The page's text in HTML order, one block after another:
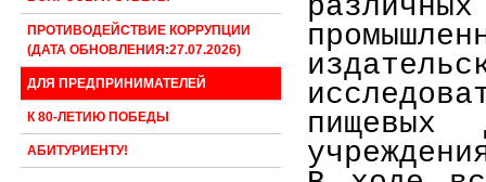
ПРОТИВОДЕЙСТВИЕ КОРРУПЦИИ
(ДАТА ОБНОВЛЕНИЯ:27.07.2026)
ДЛЯ ПРЕДПРИНИМАТЕЛЕЙ
К 80-ЛЕТИЮ ПОБЕДЫ
АБИТУРИЕНТУ!
пищевых